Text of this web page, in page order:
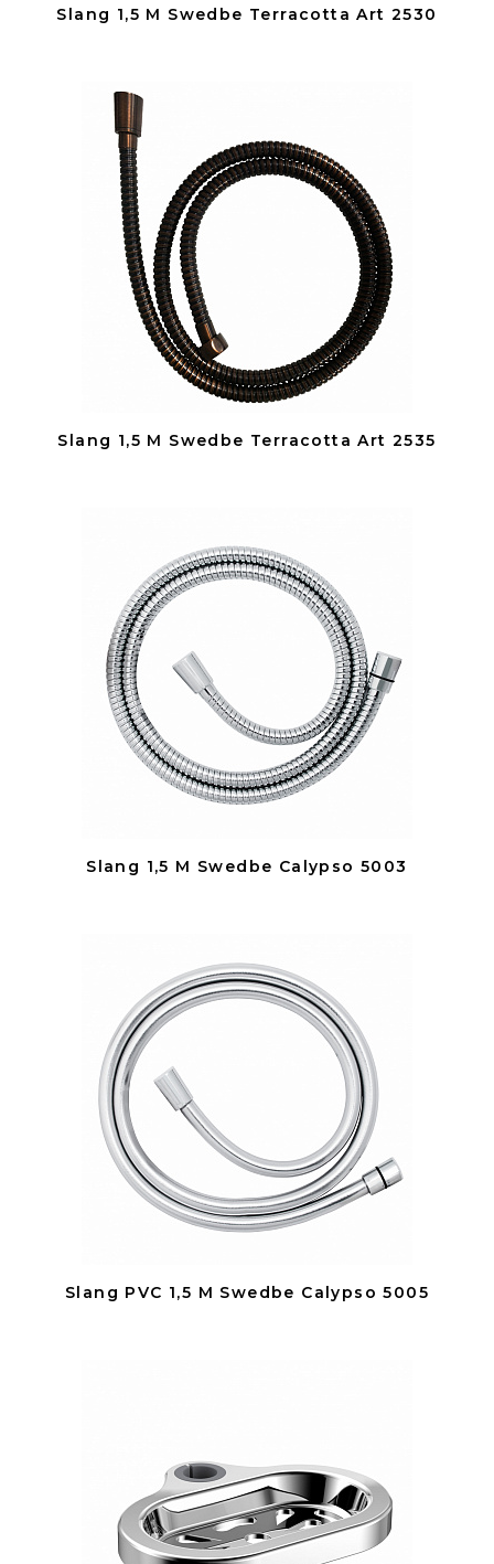
Slang 1,5 M Swedbe Terracotta Art 2530
Slang 1,5 M Swedbe Terracotta Art 2535
Slang 1,5 M Swedbe Calypso 5003
Slang PVC 1,5 M Swedbe Calypso 5005